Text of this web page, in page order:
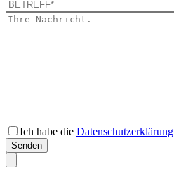
Ich habe die Datenschutzerklärung